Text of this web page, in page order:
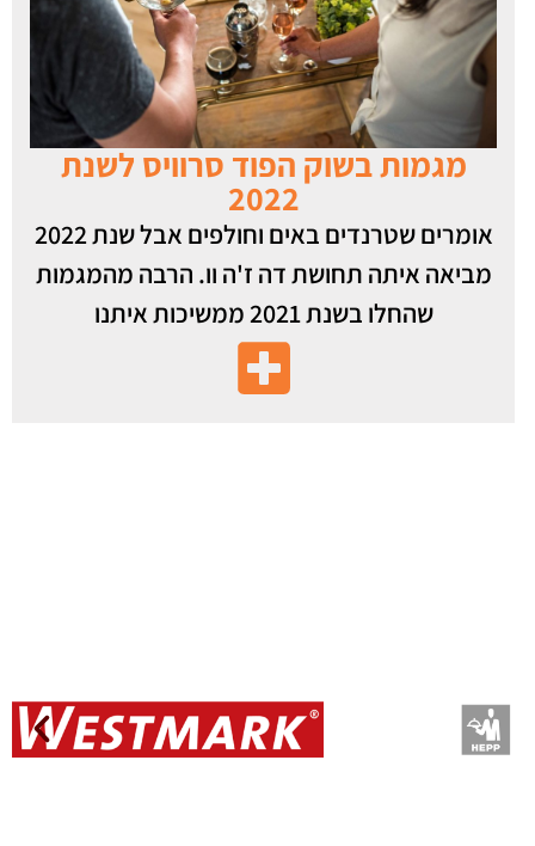
מגמות בשוק הפוד סרוויס לשנת
2022
אומרים שטרנדים באים וחולפים אבל שנת 2022
מביאה איתה תחושת דה ז'ה וו. הרבה מהמגמות
שהחלו בשנת 2021 ממשיכות איתנו